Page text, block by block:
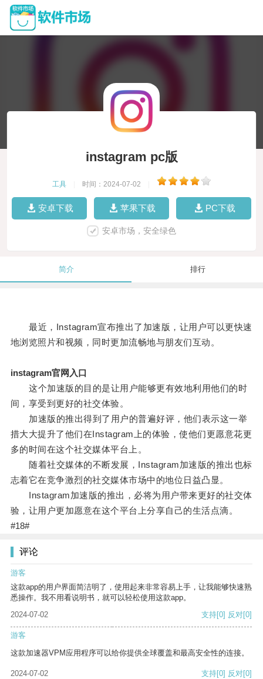
instagram pc版
工具 时间：2024-07-02
安卓下载 苹果下载 PC下载
安卓市场，安全绿色
简介 排行
最近，Instagram宣布推出了加速版，让用户可以更快速
地浏览照片和视频，同时更加流畅地与朋友们互动。
instagram官网入口
这个加速版的目的是让用户能够更有效地利用他们的时
间，享受到更好的社交体验。
加速版的推出得到了用户的普遍好评，他们表示这一举
措大大提升了他们在Instagram上的体验，使他们更愿意花更
多的时间在这个社交媒体平台上。
随着社交媒体的不断发展，Instagram加速版的推出也标
志着它在竞争激烈的社交媒体市场中的地位日益凸显。
Instagram加速版的推出，必将为用户带来更好的社交体
验，让用户更加愿意在这个平台上分享自己的生活点滴。
#18#
评论
游客
这款app的用户界面简洁明了，使用起来非常容易上手，让我能够快速熟
悉操作。我不用看说明书，就可以轻松使用这款app。
2024-07-02
支持[0] 反对[0]
游客
这款加速器VPM应用程序可以给你提供全球覆盖和最高安全性的连接。
2024-07-02 支持[0] 反对[0]